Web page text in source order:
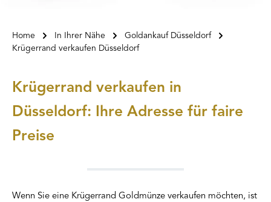
Home In Ihrer Nähe
Goldankauf Düsseldorf
Krügerrand verkaufen Düsseldorf
Krügerrand verkaufen in
Düsseldorf: Ihre Adresse für faire
Preise
Wenn Sie eine Krügerrand Goldmünze verkaufen möchten, ist